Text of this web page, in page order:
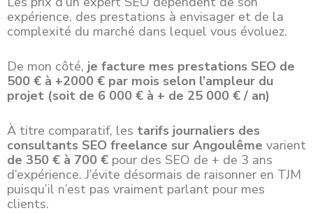
expérience, des prestations à envisager et de la
complexité du marché dans lequel vous évoluez.
De mon côté, je facture mes prestations SEO de
500 € à +2000 € par mois selon l’ampleur du
projet (soit de 6 000 € à + de 25 000 € / an)
À titre comparatif, les tarifs journaliers des
consultants SEO freelance sur Angoulême varient
de 350 € à 700 € pour des SEO de + de 3 ans
d’expérience. J’évite désormais de raisonner en TJM
puisqu’il n’est pas vraiment parlant pour mes
clients.